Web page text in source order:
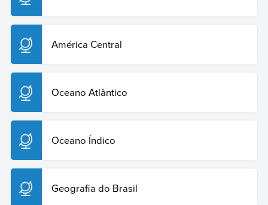
América Central
Oceano Atlântico
Oceano Índico
Geografia do Brasil